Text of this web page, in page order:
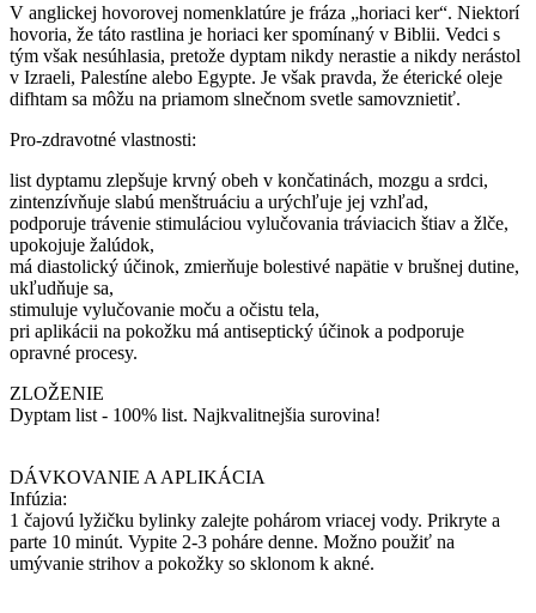
V anglickej hovorovej nomenklatúre je fráza „horiaci ker“. Niektorí
hovoria, že táto rastlina je horiaci ker spomínaný v Biblii. Vedci s
tým však nesúhlasia, pretože dyptam nikdy nerastie a nikdy nerástol
v Izraeli, Palestíne alebo Egypte. Je však pravda, že éterické oleje
difhtam sa môžu na priamom slnečnom svetle samovznietiť.
Pro-zdravotné vlastnosti:
list dyptamu zlepšuje krvný obeh v končatinách, mozgu a srdci,
zintenzívňuje slabú menštruáciu a urýchľuje jej vzhľad,
podporuje trávenie stimuláciou vylučovania tráviacich štiav a žlče,
upokojuje žalúdok,
má diastolický účinok, zmierňuje bolestivé napätie v brušnej dutine,
ukľudňuje sa,
stimuluje vylučovanie moču a očistu tela,
pri aplikácii na pokožku má antiseptický účinok a podporuje
opravné procesy.
ZLOŽENIE
Dyptam list - 100% list. Najkvalitnejšia surovina!
DÁVKOVANIE A APLIKÁCIA
Infúzia:
1 čajovú lyžičku bylinky zalejte pohárom vriacej vody. Prikryte a
parte 10 minút. Vypite 2-3 poháre denne. Možno použiť na
umývanie strihov a pokožky so sklonom k ​​akné.